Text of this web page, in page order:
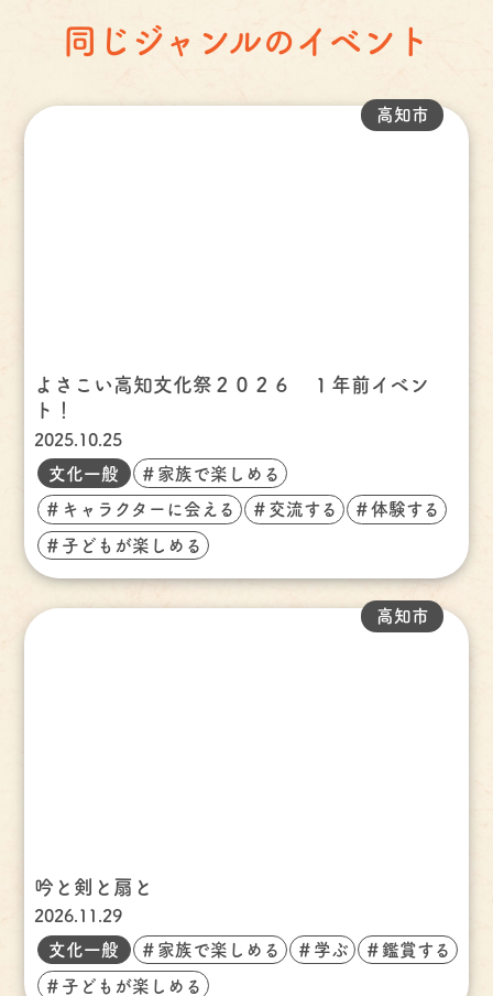
同じジャンルのイベント
よさこい高知文化祭２０２６ １年前イベン
ト！
2025.10.25
高知市
文化一般 ＃家族で楽しめる
＃キャラクターに会える ＃交流する ＃体験する
＃子どもが楽しめる
吟と剣と扇と
2026.11.29
高知市
文化一般 ＃家族で楽しめる ＃学ぶ ＃鑑賞する
＃子どもが楽しめる